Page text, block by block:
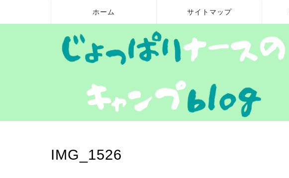
ホーム サイトマップ
IMG_1526